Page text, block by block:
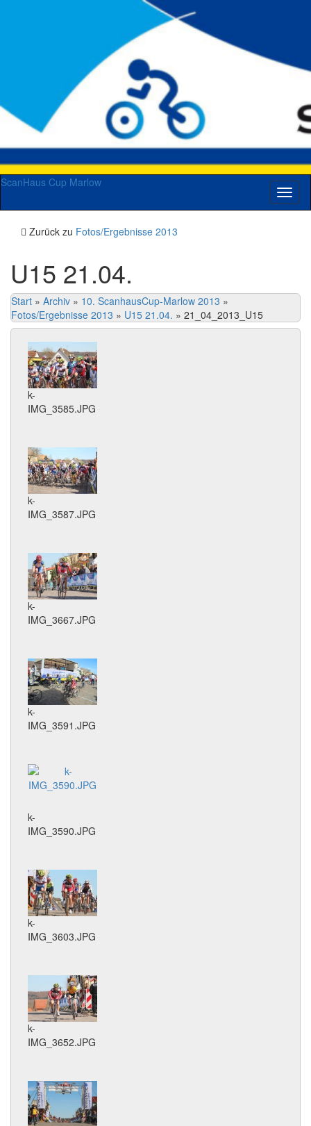
ScanHaus Cup Marlow
Zurück zu Fotos/Ergebnisse 2013
U15 21.04.
Start » Archiv » 10. ScanhausCup-Marlow 2013 »
Fotos/Ergebnisse 2013 » U15 21.04. » 21_04_2013_U15
k-
IMG_3585.JPG
k-
IMG_3587.JPG
k-
IMG_3667.JPG
k-
IMG_3591.JPG
k-
IMG_3590.JPG
k-
IMG_3603.JPG
k-
IMG_3652.JPG